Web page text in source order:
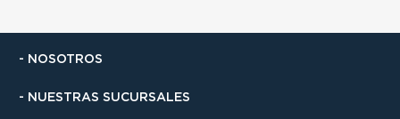
- NOSOTROS
- NUESTRAS SUCURSALES